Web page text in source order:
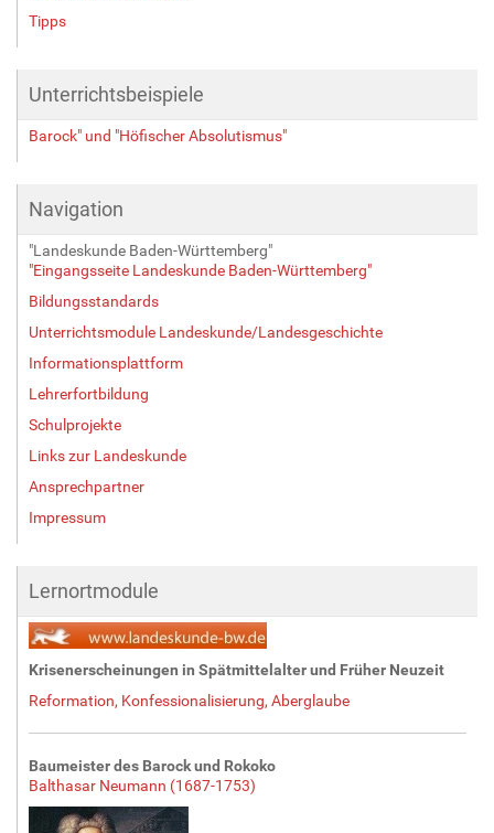
…
Tipps
Unterrichtsbeispiele
Barock" und "Höfischer Absolutismus"
Navigation
"Landeskunde Baden-Württemberg"
"Eingangsseite Landeskunde Baden-Württemberg"
Bildungsstandards
Unterrichtsmodule Landeskunde/Landesgeschichte
Informationsplattform
Lehrerfortbildung
Schulprojekte
Links zur Landeskunde
Ansprechpartner
Impressum
Lernortmodule
Krisenerscheinungen in Spätmittelalter und Früher Neuzeit
Reformation, Konfessionalisierung, Aberglaube
Baumeister des Barock und Rokoko
Balthasar Neumann (1687-1753)